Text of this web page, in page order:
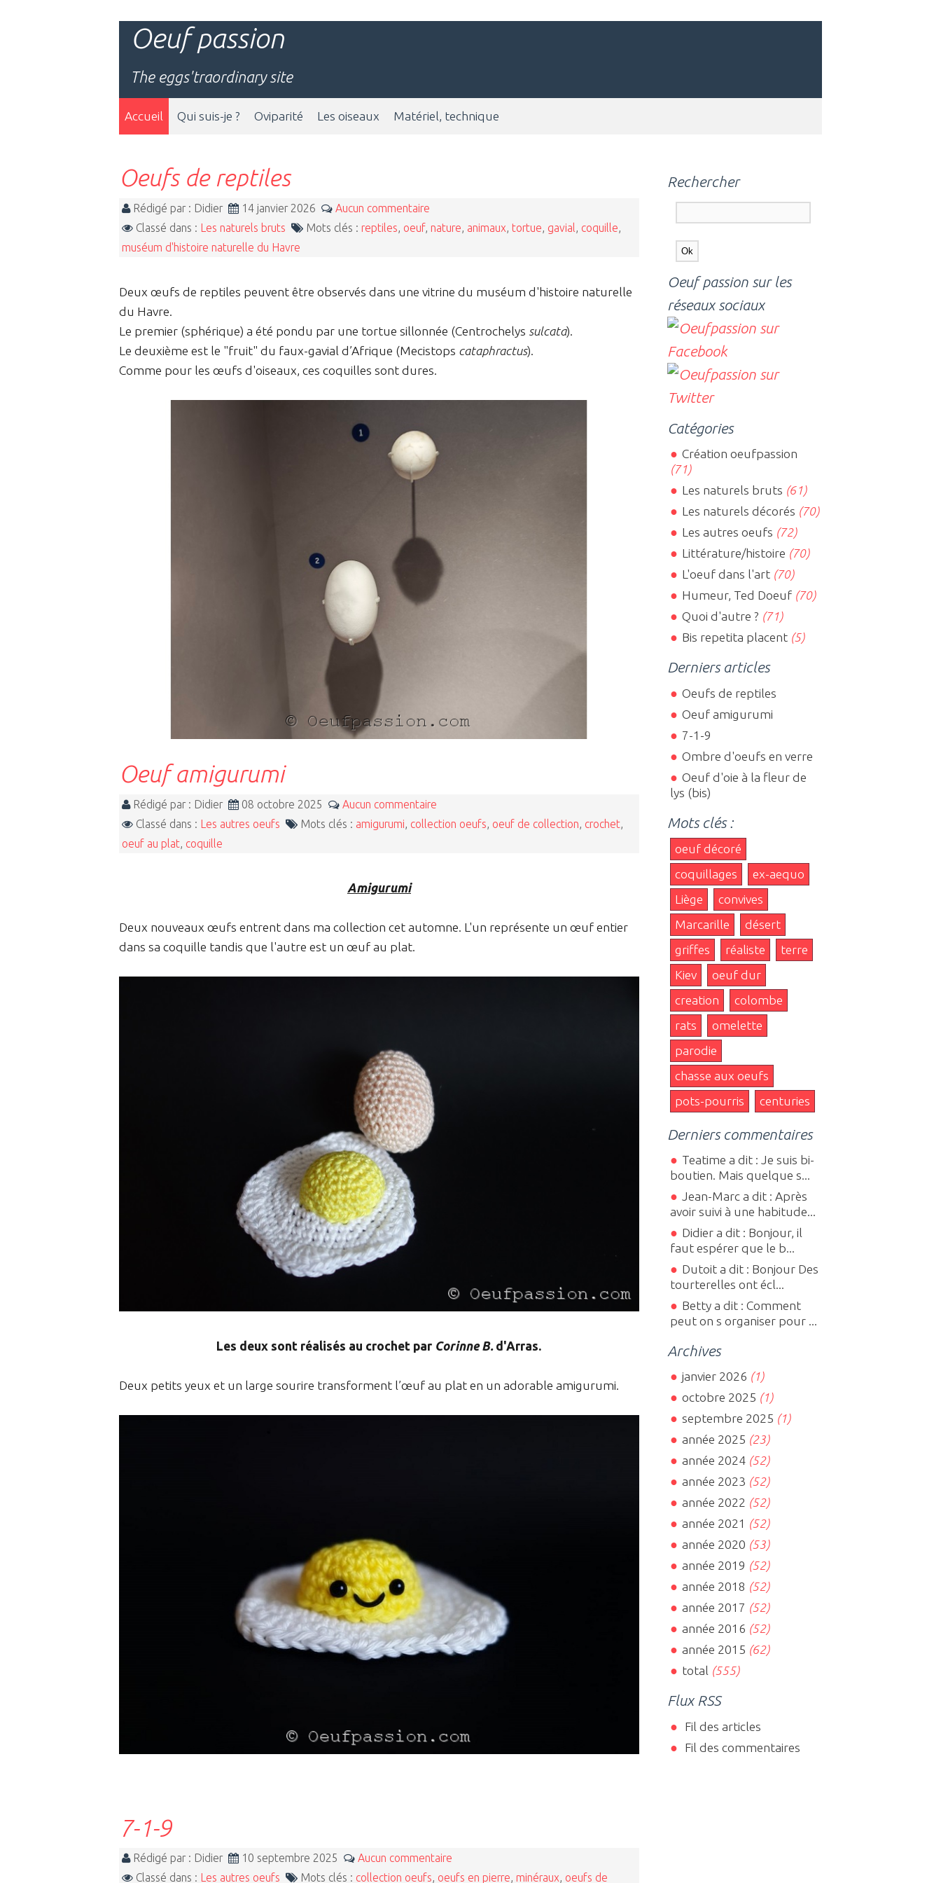
Oeuf passion
The eggs'traordinary site
Accueil Qui suis-je ? Oviparité Les oiseaux Matériel, technique
Oeufs de reptiles
Rédigé par : Didier 14 janvier 2026
Aucun commentaire
Classé dans : Les naturels bruts Mots clés : reptiles oeuf, nature animaux tortue gavial coquille
muséum d'histoire naturelle du Havre
Deux œufs de reptiles peuvent être observés dans une vitrine du muséum d'histoire naturelle
du Havre.
Le premier (sphérique) a été pondu par une tortue sillonnée (Centrochelys sulcata).
Le deuxième est le "fruit" du faux-gavial d’Afrique (Mecistops cataphractus).
Comme pour les œufs d'oiseaux, ces coquilles sont dures.
Oeuf amigurumi
Rédigé par : Didier 08 octobre 2025
Aucun commentaire
Classé dans : Les autres oeufs Mots clés : amigurumi collection oeufs oeuf de collection crochet
oeuf au plat coquille
Amigurumi
Deux nouveaux œufs entrent dans ma collection cet automne. L'un représente un œuf entier
dans sa coquille tandis que l'autre est un œuf au plat.
Les deux sont réalisés au crochet par Corinne B.d'Arras.
Deux petits yeux et un large sourire transforment l’œuf au plat en un adorable amigurumi.
7-1-9
Rédigé par : Didier 10 septembre 2025
Aucun commentaire
Classé dans : Les autres oeufs Mots clés : collection oeufs, oeufs en pierre, minéraux, oeufs de
Rechercher
Oeuf passion sur les
réseaux sociaux
Catégories
Création oeufpassion
(71)
Les naturels bruts (61)
Les naturels décorés (70)
Les autres oeufs (72)
Littérature/histoire (70)
L'oeuf dans l'art(70)
Humeur, Ted Doeuf(70)
Quoi d'autre ? (71)
Bis repetita placent(5)
Derniers articles
Oeufs de reptiles
Oeuf amigurumi
7-1-9
Ombre d'oeufs en verre
Oeuf d'oie à la fleur de
lys (bis)
Mots clés :
oeuf décoré
coquillages
ex-aequo
Liège
convives
Marcarille
désert
griffes
réaliste
terre
Kiev
oeuf dur
creation
colombe
rats
omelette
parodie
chasse aux oeufs
pots-pourris
centuries
Derniers commentaires
Teatime a dit : Je suis bi-
boutien. Mais quelque s...
Jean-Marc a dit : Après
avoir suivi à une habitude...
Didier a dit : Bonjour, il
faut espérer que le b...
Dutoit a dit : Bonjour Des
tourterelles ont écl...
Betty a dit : Comment
peut on s organiser pour ...
Archives
janvier 2026 (1)
octobre 2025 (1)
septembre 2025 (1)
année 2025 (23)
année 2024(52)
année 2023 (52)
année 2022 (52)
année 2021 (52)
année 2020 (53)
année 2019 (52)
année 2018 (52)
année 2017 (52)
année 2016 (52)
année 2015 (62)
total (555)
Flux RSS
Fil des articles
Fil des commentaires